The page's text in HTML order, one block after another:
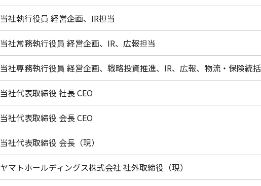
当社執行役員 経営企画、IR担当
当社常務執行役員 経営企画、IR、広報担当
当社専務執行役員 経営企画、戦略投資推進、IR、広報、物流・保険統
当社代表取締役 社長 CEO
当社代表取締役 会長 CEO
当社代表取締役 会長（現）
ヤマトホールディングス株式会社 社外取締役（現）